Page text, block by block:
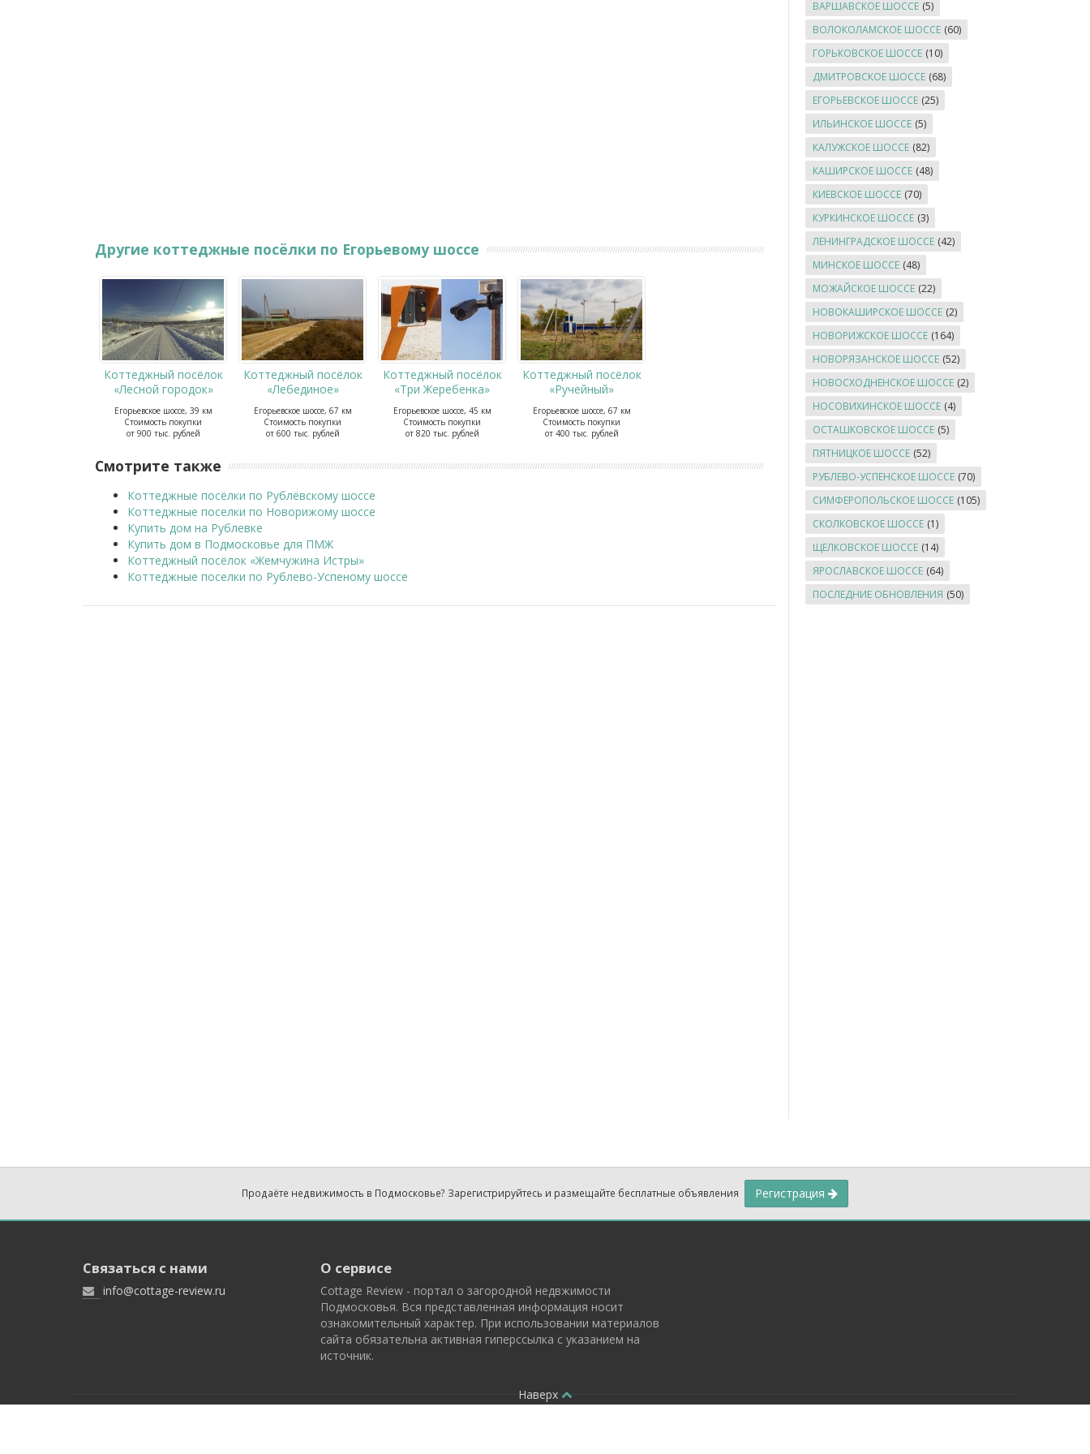
Другие коттеджные посёлки по Егорьевому шоссе
Коттеджный посёлок
«Лесной городок»
Егорьевское шоссе, 39 км
Стоимость покупки
от 900 тыс. рублей
Коттеджный посёлок
«Лебединое»
Егорьевское шоссе, 67 км
Стоимость покупки
от 600 тыс. рублей
Коттеджный посёлок
«Три Жеребенка»
Егорьевское шоссе, 45 км
Стоимость покупки
от 820 тыс. рублей
Коттеджный посёлок
«Ручейный»
Егорьевское шоссе, 67 км
Стоимость покупки
от 400 тыс. рублей
Смотрите также
Коттеджные посёлки по Рублёвскому шоссе
Коттеджные поселки по Новорижому шоссе
Купить дом на Рублевке
Купить дом в Подмосковье для ПМЖ
Коттеджный посёлок «Жемчужина Истры»
Коттеджные поселки по Рублево-Успеному шоссе
ВАРШАВСКОЕ ШОССЕ (5)
ВОЛОКОЛАМСКОЕ ШОССЕ (60)
ГОРЬКОВСКОЕ ШОССЕ (10)
ДМИТРОВСКОЕ ШОССЕ (68)
ЕГОРЬЕВСКОЕ ШОССЕ (25)
ИЛЬИНСКОЕ ШОССЕ (5)
КАЛУЖСКОЕ ШОССЕ (82)
КАШИРСКОЕ ШОССЕ (48)
КИЕВСКОЕ ШОССЕ (70)
КУРКИНСКОЕ ШОССЕ (3)
ЛЕНИНГРАДСКОЕ ШОССЕ (42)
МИНСКОЕ ШОССЕ (48)
МОЖАЙСКОЕ ШОССЕ (22)
НОВОКАШИРСКОЕ ШОССЕ (2)
НОВОРИЖСКОЕ ШОССЕ (164)
НОВОРЯЗАНСКОЕ ШОССЕ (52)
НОВОСХОДНЕНСКОЕ ШОССЕ (2)
НОСОВИХИНСКОЕ ШОССЕ (4)
ОСТАШКОВСКОЕ ШОССЕ (5)
ПЯТНИЦКОЕ ШОССЕ (52)
РУБЛЕВО-УСПЕНСКОЕ ШОССЕ (70)
СИМФЕРОПОЛЬСКОЕ ШОССЕ (105)
СКОЛКОВСКОЕ ШОССЕ (1)
ЩЕЛКОВСКОЕ ШОССЕ (14)
ЯРОСЛАВСКОЕ ШОССЕ (64)
ПОСЛЕДНИЕ ОБНОВЛЕНИЯ (50)
Продаёте недвижимость в Подмосковье? Зарегистрируйтесь и размещайте бесплатные объявления Регистрация
Связаться с нами
info@cottage-review.ru
О сервисе
Cottage Review - портал о загородной недвжимости
Подмосковья. Вся представленная информация носит
ознакомительный характер. При использовании материалов
сайта обязательна активная гиперссылка с указанием на
источник.
Наверх